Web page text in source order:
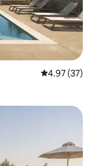
평점 4.97점(5
4.97 (37)